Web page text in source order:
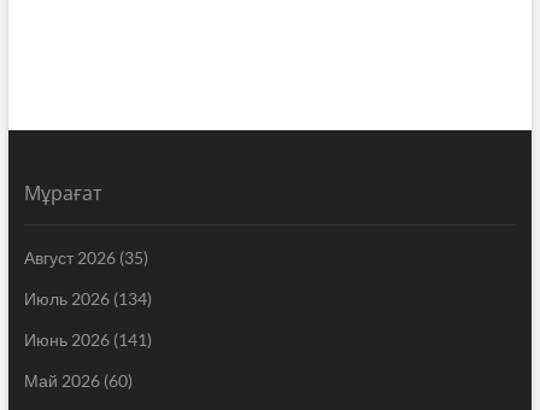
Мұрағат
Август 2026(35)
Июль 2026(134)
Июнь 2026(141)
Май 2026(60)